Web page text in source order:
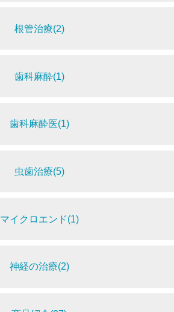
根管治療(2)
歯科麻酔(1)
歯科麻酔医(1)
虫歯治療(5)
マイクロエンド(1)
神経の治療(2)